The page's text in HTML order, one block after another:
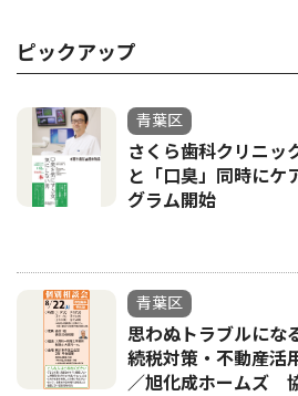
ピックアップ
青葉区
さくら歯科クリニッ
と「口臭」同時に
グラム開始
青葉区
思わぬトラブルにな
続税対策・不動産
／旭化成ホームズ